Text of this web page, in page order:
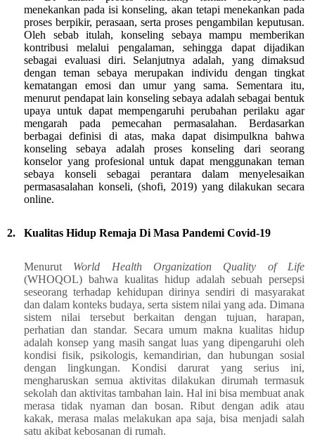
menekankan pada isi konseling, akan tetapi menekankan pada
proses berpikir, perasaan, serta proses pengambilan keputusan.
Oleh sebab itulah, konseling sebaya mampu memberikan
kontribusi melalui pengalaman, sehingga dapat dijadikan
sebagai evaluasi diri. Selanjutnya adalah, yang dimaksud
dengan teman sebaya merupakan individu dengan tingkat
kematangan emosi dan umur yang sama. Sementara itu,
menurut pendapat lain konseling sebaya adalah sebagai bentuk
upaya untuk dapat mempengaruhi perubahan perilaku agar
mengarah pada pemecahan permasalahan. Berdasarkan
berbagai definisi di atas, maka dapat disimpulkna bahwa
konseling sebaya adalah proses konseling dari seorang
konselor yang profesional untuk dapat menggunakan teman
sebaya konseli sebagai perantara dalam menyelesaikan
permasasalahan konseli, (shofi, 2019) yang dilakukan secara
online.
2. Kualitas Hidup Remaja Di Masa Pandemi Covid-19
Menurut World Health Organization Quality of Life
(WHOQOL) bahwa kualitas hidup adalah sebuah persepsi
seseorang terhadap kehidupan dirinya sendiri di masyarakat
dan dalam konteks budaya, serta sistem nilai yang ada. Dimana
sistem nilai tersebut berkaitan dengan tujuan, harapan,
perhatian dan standar. Secara umum makna kualitas hidup
adalah konsep yang masih sangat luas yang dipengaruhi oleh
kondisi fisik, psikologis, kemandirian, dan hubungan sosial
dengan lingkungan.Kondisi darurat yang serius ini,
mengharuskan semua aktivitas dilakukan dirumah termasuk
sekolah dan aktivitas tambahan lain. Hal ini bisa membuat anak
merasa tidak nyaman dan bosan. Ribut dengan adik atau
kakak, merasa malas melakukan apa saja, bisa menjadi salah
satu akibat kebosanan di rumah.